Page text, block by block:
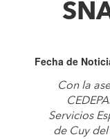
Fecha de
Con la
Servicios
de Cuy